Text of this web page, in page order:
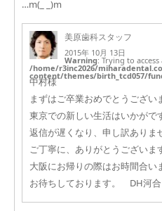
…m(_ _)m
美原歯科スタッフ
2015年 10月 13日
Warning: Trying to
/home/r3inc2026/
content/themes/birth_tcd057/
中村様
まずはご卒業おめでとうござい
東京での新しい生活はいかがで
返信が遅くなり、申し訳ありま
ご丁寧に、ありがとうございま
大阪にお帰りの際はお時間合
お待ちしております。 DH河合